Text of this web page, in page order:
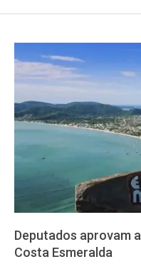
Deputados aprovam
Costa Esmeralda